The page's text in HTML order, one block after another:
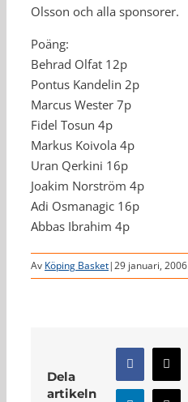
Olsson och alla sponsorer.
Poäng:
Behrad Olfat 12p
Pontus Kandelin 2p
Marcus Wester 7p
Fidel Tosun 4p
Markus Koivola 4p
Uran Qerkini 16p
Joakim Norström 4p
Adi Osmanagic 16p
Abbas Ibrahim 4p
Av Köping Basket|29 januari, 2006
Dela
artikeln
Facebook
X